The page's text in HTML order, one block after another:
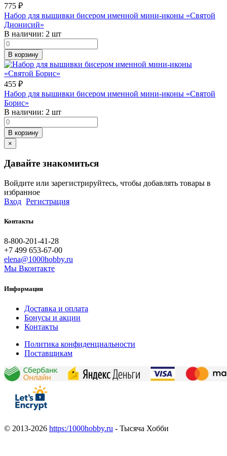
775 ₽
Набор для вышивки бисером именной мини-иконы «Святой
Дионисий»
В наличии: 2 шт
В корзину
455 ₽
Набор для вышивки бисером именной мини-иконы «Святой
Борис»
В наличии: 2 шт
В корзину
×
Давайте знакомиться
Войдите или зарегистрируйтесь, чтобы добавлять товары в
избранное
Вход Регистрация
Контакты
8-800-201-41-28
+7 499 653-67-00
elena@1000hobby.ru
Мы Вконтакте
Информация
Доставка и оплата
Бонусы и акции
Контакты
Политика конфиденциальности
Поставщикам
© 2013-2026 https:/1000hobby.ru - Тысяча Хобби